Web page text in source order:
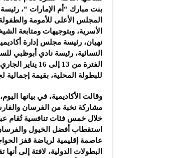
بنت مبارك “أم الإمارات “، رئيسة
المجلس الأعلى للأمومة
الأسرية، وبتوجيهات ومتابعة
نهيان، رئيسة مجلس إدارة
النسائية، رئيسة نادي أبوظبي
للبطولة المحلية، بقيمة إجمالية
وقالت الأكاديمية، في بيانها
مشاركة نخبة من الفرسان
استقطاب أفضل الخيول والفرسان
عاصمة إقليمية لرياضة قفز
البطولات الدولية، لافتة إلى